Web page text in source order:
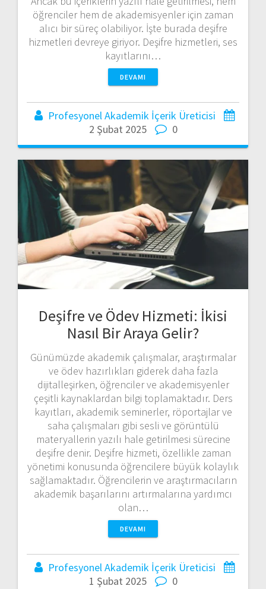
öğrenciler hem de akademisyenler için zaman
alıcı bir süreç olabiliyor. İşte burada deşifre
hizmetleri devreye giriyor. Deşifre hizmetleri, ses
kayıtlarını…
DEVAMI
Profesyonel Akademik İçerik Üreticisi
2 Şubat 2025
0
Deşifre ve Ödev Hizmeti: İkisi
Nasıl Bir Araya Gelir?
Günümüzde akademik çalışmalar, araştırmalar
ve ödev hazırlıkları giderek daha fazla
dijitalleşirken, öğrenciler ve akademisyenler
çeşitli kaynaklardan bilgi toplamaktadır. Ders
kayıtları, akademik seminerler, röportajlar ve
saha çalışmaları gibi sesli ve görüntülü
materyallerin yazılı hale getirilmesi sürecine
deşifre denir. Deşifre hizmeti, özellikle zaman
yönetimi konusunda öğrencilere büyük kolaylık
sağlamaktadır. Öğrencilerin ve araştırmacıların
akademik başarılarını artırmalarına yardımcı
olan…
DEVAMI
Profesyonel Akademik İçerik Üreticisi
1 Şubat 2025
0